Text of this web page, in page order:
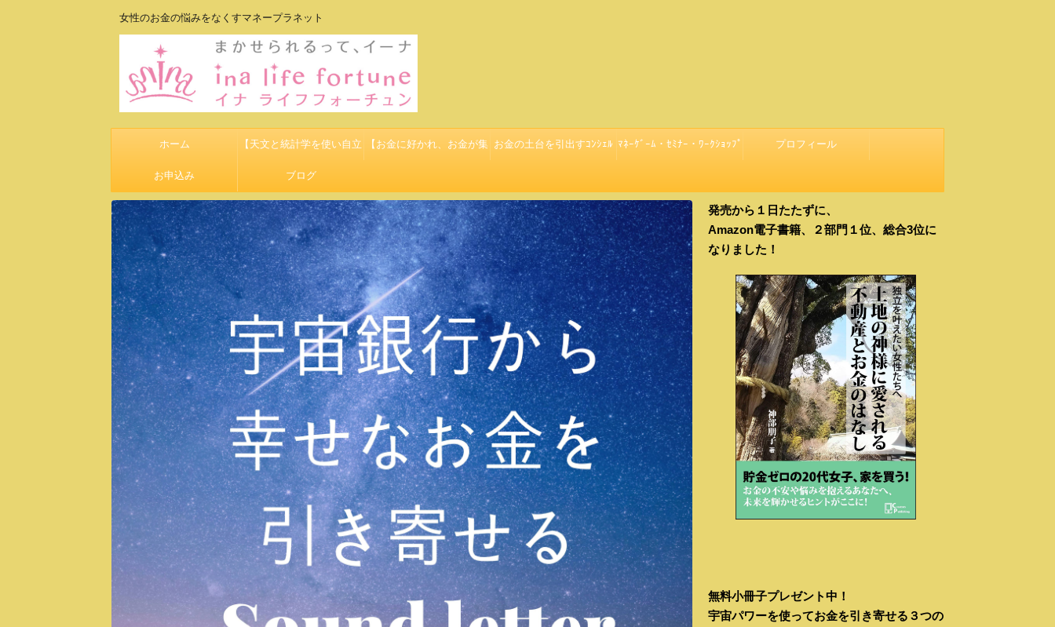
女性のお金の悩みをなくすマネープラネット
ホーム 【天文と統計学を使い自立
して豊かになる】
【お金に好かれ、お金が集
ル】
お金の土台を引出すｺﾝｼｪﾙ ﾏﾈｰｹﾞｰﾑ・ｾﾐﾅｰ・ﾜｰｸｼｮｯﾌﾟ プロフィール
お申込み ブログ
発売から１日たたずに、
Amazon電子書籍、２部門１位、総合3位に
なりました！
無料小冊子プレゼント中！
宇宙パワーを使ってお金を引き寄せる３つの